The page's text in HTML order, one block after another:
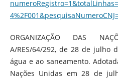
ORGANIZAÇÃO DAS
A/RES/64/292, de 28 de julho
água e ao saneamento.
Nações Unidas em 28 de